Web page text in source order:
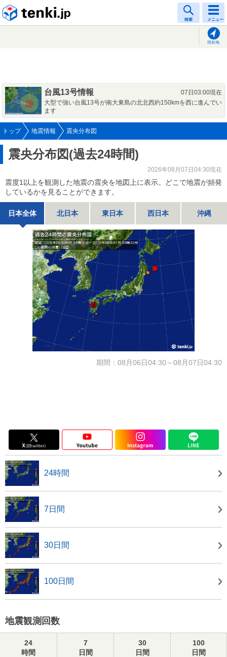
検索 メニュー
現在地
台風13号情報
07日03:00現在
大型で強い台風13号が南大東島の北北西約150kmを西に進んでい
ます
トップ 地震情報 震央分布図
震央分布図(過去24時間)
2026年08月07日04:30現在
震度1以上を観測した地震の震央を地図上に表示。どこで地震が頻発
しているかを見ることができます。
日本全体 北日本 東日本 西日本 沖縄
期間：08月06日04:30～08月07日04:30
24時間
7日間
30日間
100日間
地震観測回数
24
時間
7
日間
30
日間
100
日間